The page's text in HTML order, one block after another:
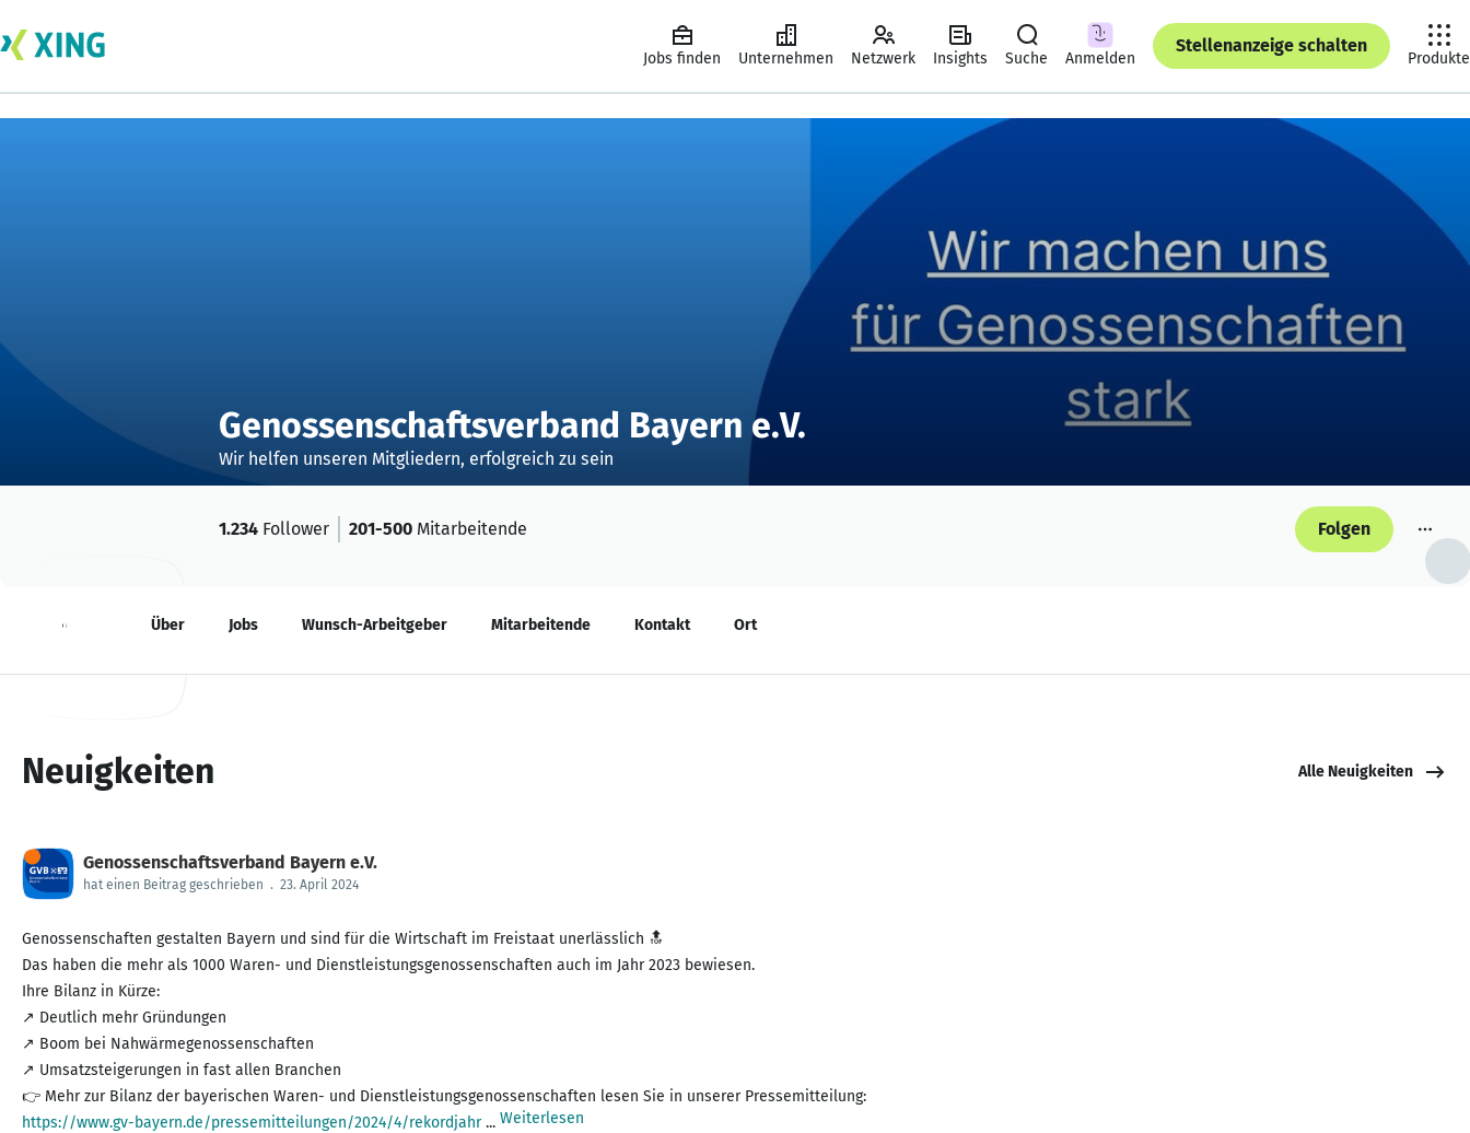
Jobs finden Unternehmen Netzwerk Insights Suche Anmelden
Stellenanzeige schalten
Produkte
Genossenschaftsverband Bayern e.V.
Wir helfen unseren Mitgliedern, erfolgreich zu sein
1.234 Follower 201-500 Mitarbeitende Folgen
Neuigkeiten Über Jobs Wunsch-Arbeitgeber Mitarbeitende Kontakt Ort
Neuigkeiten Alle Neuigkeiten
Genossenschaftsverband Bayern e.V.
hat einen Beitrag geschrieben . 23. April 2024
Genossenschaften gestalten Bayern und sind für die Wirtschaft im Freistaat unerlässlich 🔝
Das haben die mehr als 1000 Waren- und Dienstleistungsgenossenschaften auch im Jahr 2023 bewiesen.
Ihre Bilanz in Kürze:
↗ Deutlich mehr Gründungen
↗ Boom bei Nahwärmegenossenschaften
↗ Umsatzsteigerungen in fast allen Branchen
https://www.gv-bayern.de/pressemitteilungen/2024/4/rekordjahr... Weiterlesen